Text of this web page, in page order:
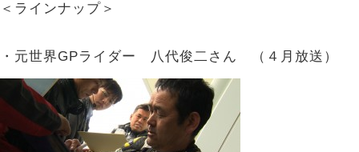
＜ラインナップ＞
・元世界GPライダー 八代俊二さん （４月放送）